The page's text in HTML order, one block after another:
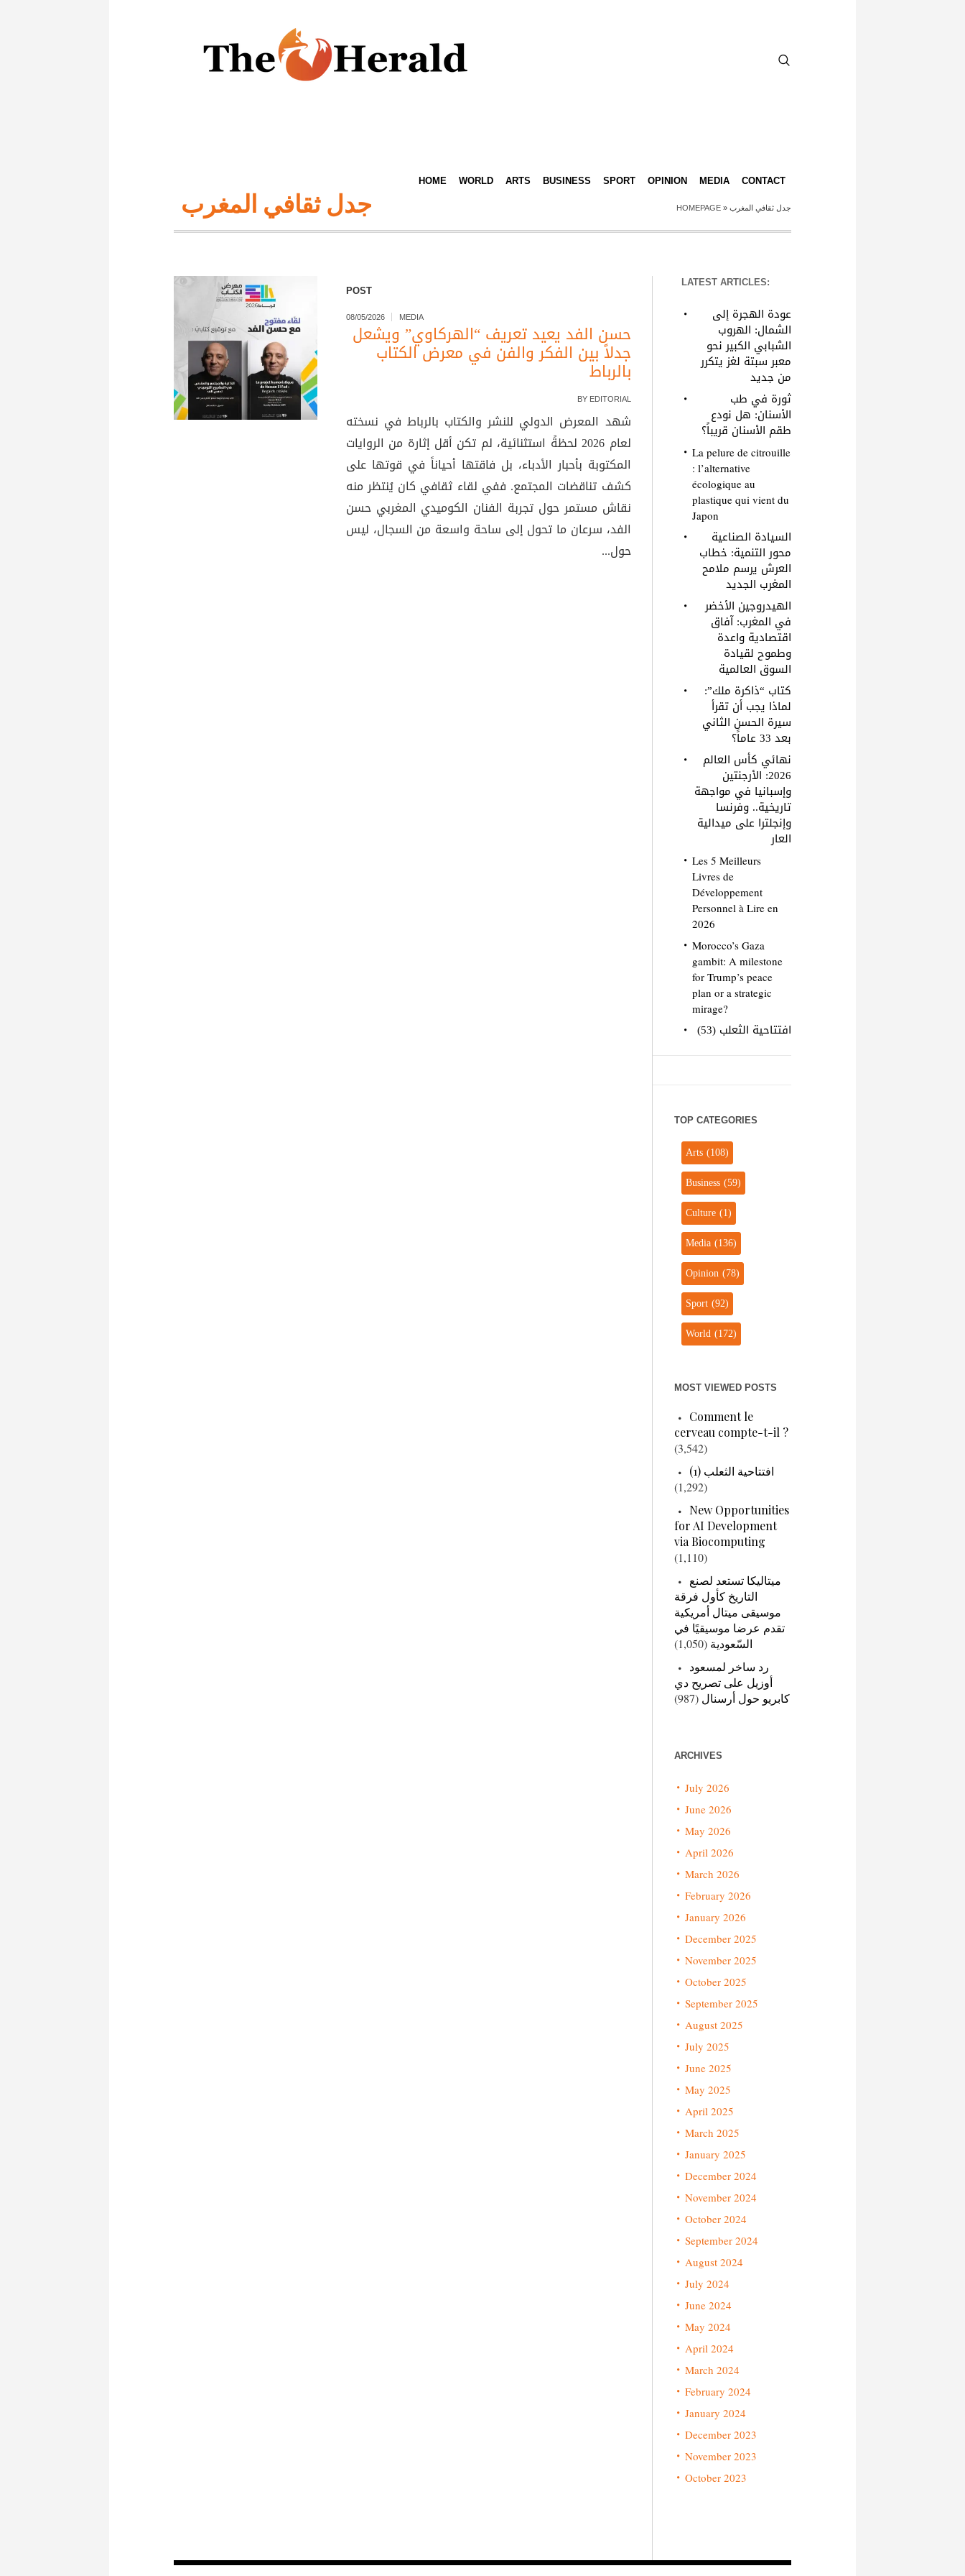
HOME WORLD ARTS BUSINESS SPORT OPINION MEDIA CONTACT
جدل ثقافي المغرب HOMEPAGE » جدل ثقافي المغرب
POST
08/05/2026 MEDIA
حسن الفد يعيد تعريف “الهركاوي” ويشعل
جدلاً بين الفكر والفن في معرض الكتاب
بالرباط
BY EDITORIAL
شهد المعرض الدولي للنشر والكتاب بالرباط في نسخته
لعام 2026 لحظةً استثنائية، لم تكن أقل إثارة من الروايات
المكتوبة بأحبار الأدباء، بل فاقتها أحياناً في قوتها على
كشف تناقضات المجتمع. ففي لقاء ثقافي كان يُنتظر منه
نقاش مستمر حول تجربة الفنان الكوميدي المغربي حسن
الفد، سرعان ما تحول إلى ساحة واسعة من السجال، ليس
حول...
LATEST ARTICLES:
عودة الهجرة إلى
الشمال: الهروب
الشبابي الكبير نحو
معبر سبتة لغز يتكرر
من جديد
ثورة في طب
الأسنان: هل نودع
طقم الأسنان قريباً؟
La pelure de citrouille
: l’alternative
écologique au
plastique qui vient du
Japon
السيادة الصناعية
محور التنمية: خطاب
العرش يرسم ملامح
المغرب الجديد
الهيدروجين الأخضر
في المغرب: آفاق
اقتصادية واعدة
وطموح لقيادة
السوق العالمية
كتاب “ذاكرة ملك”:
لماذا يجب أن تقرأ
سيرة الحسن الثاني
بعد 33 عاماً؟
نهائي كأس العالم
2026: الأرجنتين
وإسبانيا في مواجهة
تاريخية.. وفرنسا
وإنجلترا على ميدالية
العار
Les 5 Meilleurs
Livres de
Développement
Personnel à Lire en
2026
Morocco’s Gaza
gambit: A milestone
for Trump’s peace
plan or a strategic
mirage?
افتتاحية الثعلب (53)
TOP CATEGORIES
Arts(108)
Business(59)
Culture(1)
Media(136)
Opinion(78)
Sport(92)
World(172)
MOST VIEWED POSTS
Comment le
cerveau compte-t-il ?
(3,542)
افتتاحية الثعلب (1)
(1,292)
New Opportunities
for AI Development
via Biocomputing
(1,110)
ميتاليكا تستعد لصنع
التاريخ كأول فرقة
موسيقى ميتال أمريكية
تقدم عرضا موسيقيًا في
السّعودية (1,050)
رد ساخر لمسعود
أوزيل على تصريح دي
كابريو حول أرسنال (987)
ARCHIVES
July 2026
June 2026
May 2026
April 2026
March 2026
February 2026
January 2026
December 2025
November 2025
October 2025
September 2025
August 2025
July 2025
June 2025
May 2025
April 2025
March 2025
January 2025
December 2024
November 2024
October 2024
September 2024
August 2024
July 2024
June 2024
May 2024
April 2024
March 2024
February 2024
January 2024
December 2023
November 2023
October 2023